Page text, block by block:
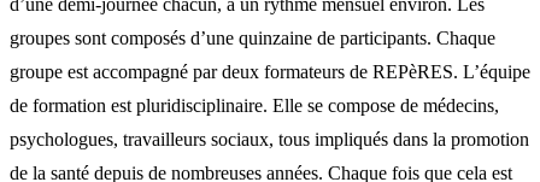
d’une demi-journée chacun, à un rythme mensuel environ. Les
groupes sont composés d’une quinzaine de participants. Chaque
groupe est accompagné par deux formateurs de REPèRES. L’équipe
de formation est pluridisciplinaire. Elle se compose de médecins,
psychologues, travailleurs sociaux, tous impliqués dans la promotion
de la santé depuis de nombreuses années. Chaque fois que cela est